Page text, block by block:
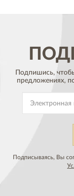
Подпишись,
предложениях,
Подписываясь, Вы